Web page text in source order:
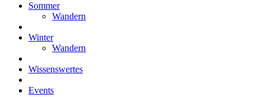
Sommer
Wandern
Winter
Wandern
Wissenswertes
Events